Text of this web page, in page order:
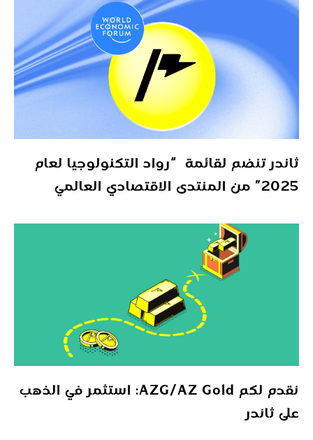
ثاندر تنضم لقائمة “رواد التكنولوجيا لعام
2025” من المنتدى الاقتصادي العالمي
نقدم لكم AZG/AZ Gold: استثمر في الذهب
على ثاندر